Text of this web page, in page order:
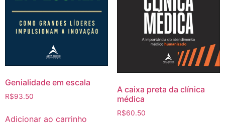
Genialidade em escala
R$93.50
Adicionar ao carrinho
A caixa preta da clínica
médica
R$60.50